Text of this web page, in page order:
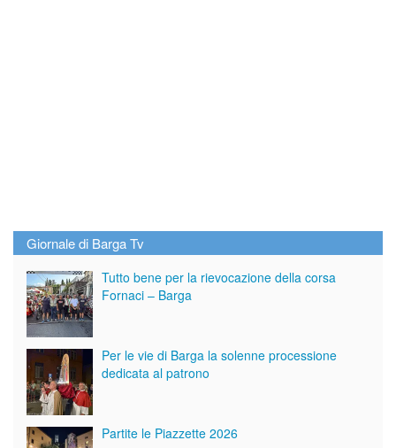
Giornale di Barga Tv
Tutto bene per la rievocazione della corsa
Fornaci – Barga
Per le vie di Barga la solenne processione
dedicata al patrono
Partite le Piazzette 2026